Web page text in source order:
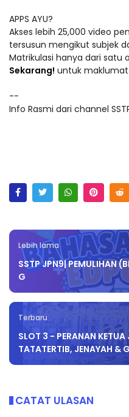
APPS AYU?
Akses lebih 25,000 video
tersusun mengikut subjek
Matrikulasi hanya dari satu
Sekarang! untuk
--
Info Rasmi dari channel SSTP
Lebih lama
SSTP JPN9| PEMULIHAN
G
Terbaru
SLOT 3 - PERANAN
TATATERTIB, JENAYAH &
CATAT ULASAN